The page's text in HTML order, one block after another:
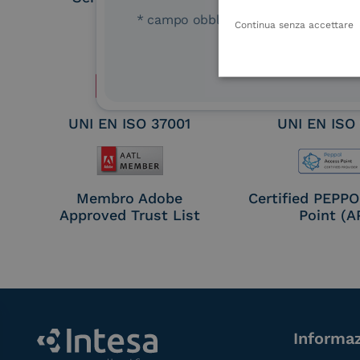
Electronic
UNI EN ISO 37001 UNI EN ISO
Membro Adobe
Approved Trust List
Certified
Point
* campo obbligatorioContinua senza accettare